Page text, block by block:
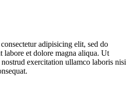
adipisicing elit, sed do
labore et dolore magna aliqua. Ut
exercitation ullamco laboris nisi